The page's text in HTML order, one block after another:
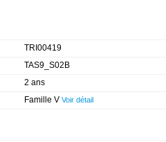
TRI00419
TAS9_S02B
2 ans
Famille V Voir détail